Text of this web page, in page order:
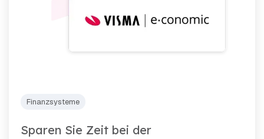
Finanzsysteme
Sparen Sie Zeit bei der